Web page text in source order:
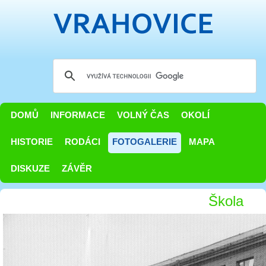
DOMŮ INFORMACE VOLNÝ ČAS OKOLÍ
HISTORIE RODÁCI FOTOGALERIE MAPA
DISKUZE ZÁVĚR
Škola